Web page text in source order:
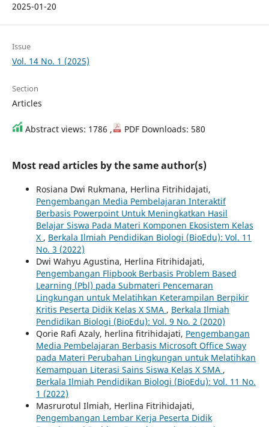
2025-01-20
Issue
Vol. 14 No. 1 (2025)
Section
Articles
Abstract views: 1786 , PDF Downloads: 580
Most read articles by the same author(s)
Rosiana Dwi Rukmana, Herlina Fitrihidajati,
Pengembangan Media Pembelajaran Interaktif
Berbasis Powerpoint Untuk Meningkatkan Hasil
Belajar Siswa Pada Materi Komponen Ekosistem Kelas
X , Berkala Ilmiah Pendidikan Biologi (BioEdu): Vol. 11
No. 3 (2022)
Dwi Wahyu Agustina, Herlina Fitrihidajati,
Pengembangan Flipbook Berbasis Problem Based
Learning (Pbl) pada Submateri Pencemaran
Lingkungan untuk Melatihkan Keterampilan Berpikir
Kritis Peserta Didik Kelas X SMA , Berkala Ilmiah
Pendidikan Biologi (BioEdu): Vol. 9 No. 2 (2020)
Qorie Rafi Azaly, herlina fitrihidajati, Pengembangan
Media Pembelajaran Berbasis Microsoft Office Sway
pada Materi Perubahan Lingkungan untuk Melatihkan
Kemampuan Literasi Sains Siswa Kelas X SMA ,
Berkala Ilmiah Pendidikan Biologi (BioEdu): Vol. 11 No.
1 (2022)
Masrurotul Ilmiah, Herlina Fitrihidajati,
Pengembangan Lembar Kerja Peserta Didik